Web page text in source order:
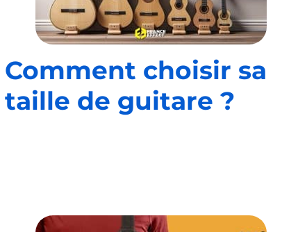
Comment choisir sa
taille de guitare ?